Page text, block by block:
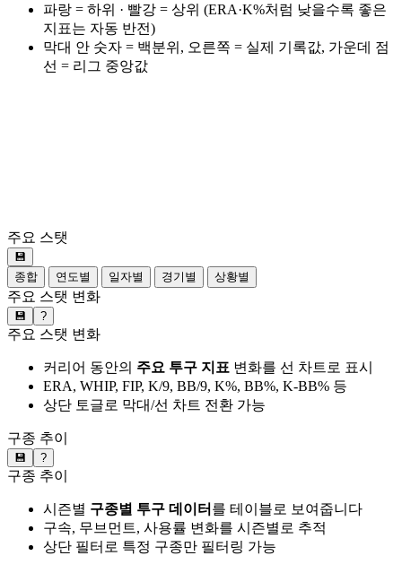
파랑 = 하위 · 빨강 = 상위 (ERA·K%처럼 낮을수록 좋은
지표는 자동 반전)
막대 안 숫자 = 백분위, 오른쪽 = 실제 기록값, 가운데 점
선 = 리그 중앙값
주요 스탯
💾
종합
연도별 일자별 경기별 상황별
주요 스탯 변화
💾 ?
주요 스탯 변화
커리어 동안의 주요 투구 지표 변화를 선 차트로 표시
ERA, WHIP, FIP, K/9, BB/9, K%, BB%, K-BB% 등
상단 토글로 막대/선 차트 전환 가능
구종 추이
💾 ?
구종 추이
시즌별 구종별 투구 데이터 를 테이블로 보여줍니다
구속, 무브먼트, 사용률 변화를 시즌별로 추적
상단 필터로 특정 구종만 필터링 가능